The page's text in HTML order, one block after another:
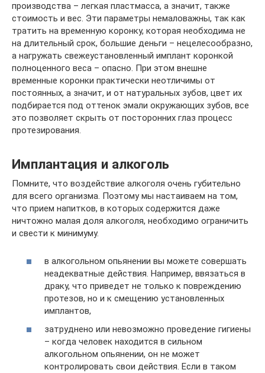
производства – легкая пластмасса, а значит, также
стоимость и вес. Эти параметры немаловажны, так как
тратить на временную коронку, которая необходима не
на длительный срок, большие деньги – нецелесообразно,
а нагружать свежеустановленный имплант коронкой
полноценного веса – опасно. При этом внешне
временные коронки практически неотличимы от
постоянных, а значит, и от натуральных зубов, цвет их
подбирается под оттенок эмали окружающих зубов, все
это позволяет скрыть от посторонних глаз процесс
протезирования.
Имплантация и алкоголь
Помните, что воздействие алкоголя очень губительно
для всего организма. Поэтому мы настаиваем на том,
что прием напитков, в которых содержится даже
ничтожно малая доля алкоголя, необходимо ограничить
и свести к минимуму.
в алкогольном опьянении вы можете совершать
неадекватные действия. Например, ввязаться в
драку, что приведет не только к повреждению
протезов, но и к смещению установленных
имплантов,
затруднено или невозможно проведение гигиены
– когда человек находится в сильном
алкогольном опьянении, он не может
контролировать свои действия. Если в таком